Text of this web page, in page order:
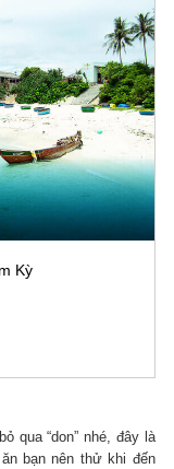
Kỳ
qua “don” nhé, đây là
bạn nên thử khi đến